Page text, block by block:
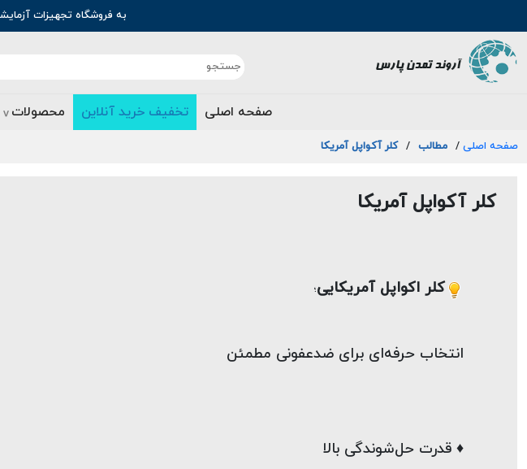
به فروشگاه تجهیزات
صفحه اصلی تخفیف خرید آنلاین محصولات
صفحه اصلی / مطالب / کلر آکواپل آمریکا
کلر آکواپل آمریکا
کلر اکواپل آمریکایی؛
انتخاب حرفه‌ای‌ برای ضدعفونی مطمئن
♦ قدرت حل‌شوندگی بالا